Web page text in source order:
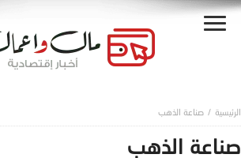
صناعة الذهب
صناعة الذهب